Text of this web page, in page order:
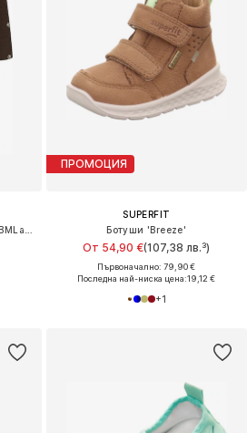
ПРОМОЦИЯ
SUPERFIT
Ботуши 'Breeze'
От 54,90 €(107,38 лв.³)
Първоначално: 79,90 €
Последна най-ниска цена:19,12 €
+1